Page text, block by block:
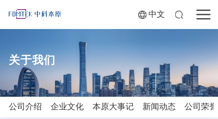
中文
关于我们
公司介绍 企业文化 本原大事记 新闻动态 公司荣誉